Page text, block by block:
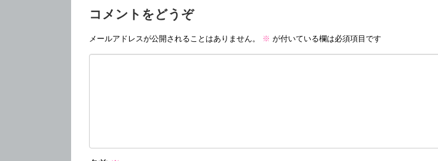
コメントをどうぞ
メールアドレスが公開されることはありません。 ※ が付いている欄は必須項目です